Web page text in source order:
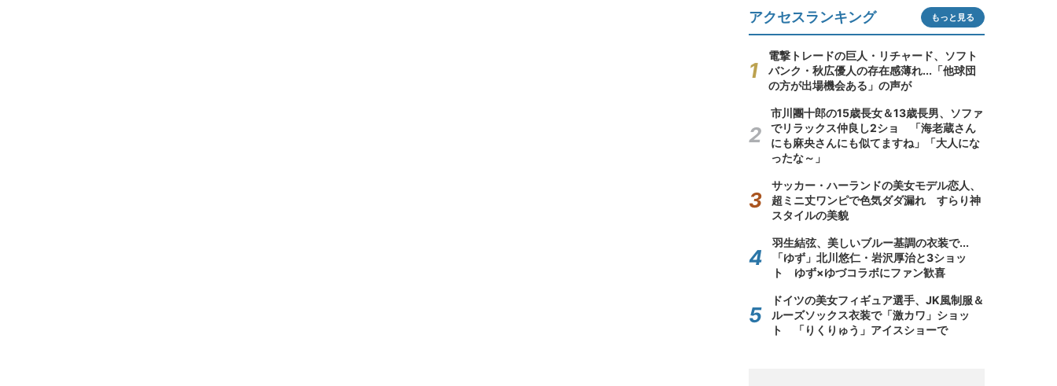
アクセスランキング もっと見る
電撃トレードの巨人・リチャード、ソフト
バンク・秋広優人の存在感薄れ...「他球団
の方が出場機会ある」の声が
市川團十郎の15歳長女＆13歳長男、ソファ
でリラックス仲良し2ショ 「海老蔵さん
にも麻央さんにも似てますね」「大人にな
ったな～」
サッカー・ハーランドの美女モデル恋人、
超ミニ丈ワンピで色気ダダ漏れ すらり神
スタイルの美貌
羽生結弦、美しいブルー基調の衣装で...
「ゆず」北川悠仁・岩沢厚治と3ショッ
ト ゆず×ゆづコラボにファン歓喜
ドイツの美女フィギュア選手、JK風制服＆
ルーズソックス衣装で「激カワ」ショッ
ト 「りくりゅう」アイスショーで